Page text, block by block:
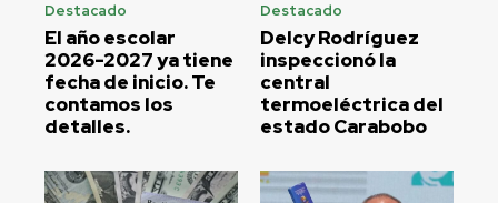
Destacado
El año escolar
2026-2027 ya tiene
fecha de inicio. Te
contamos los
detalles.
Destacado
Delcy Rodríguez
inspeccionó la
central
termoeléctrica del
estado Carabobo